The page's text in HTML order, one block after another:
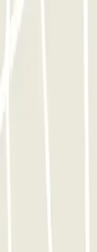
Lisboa
Sevilha
Madrid–Barajas